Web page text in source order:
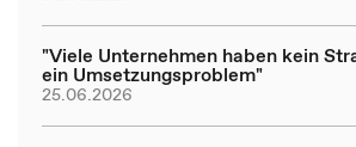
"Viele Unternehmen haben kein
ein Umsetzungsproblem"
25.06.2026